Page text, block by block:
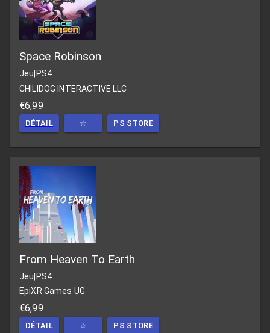
Space Robinson
Jeu PS4
CHILIDOG INTERACTIVE LLC
€6,99
DÉTAIL ☆ PS STORE
From Heaven To Earth
Jeu|PS4
EpiXR Games UG
€6,99
DÉTAIL ☆ PS STORE